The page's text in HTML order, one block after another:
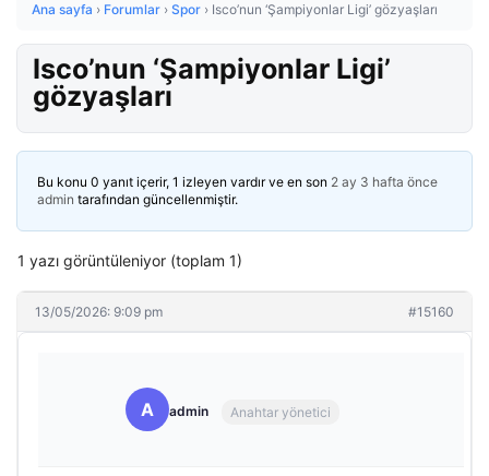
Ana sayfa › Forumlar › Spor › Isco’nun ‘Şampiyonlar Ligi’ gözyaşları
Isco’nun ‘Şampiyonlar Ligi’
gözyaşları
Bu konu 0 yanıt içerir, 1 izleyen vardır ve en son 2 ay 3 hafta önce
admin tarafından güncellenmiştir.
1 yazı görüntüleniyor (toplam 1)
13/05/2026: 9:09 pm #15160
A admin Anahtar yönetici